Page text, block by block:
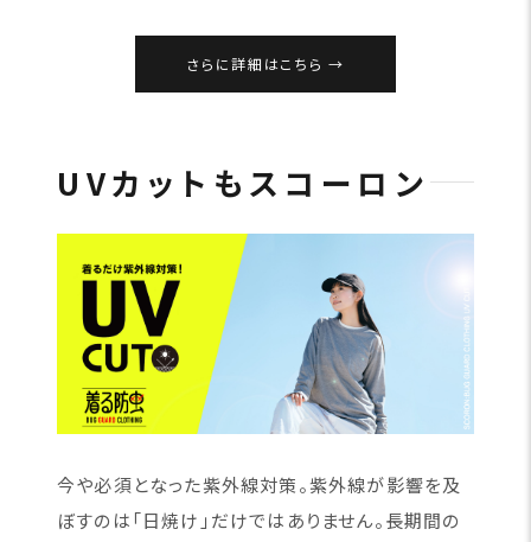
さらに詳細はこちら
UVカットもスコーロン
今や必須となった紫外線対策。紫外線が影響を及
ぼすのは「日焼け」だけではありません。長期間の